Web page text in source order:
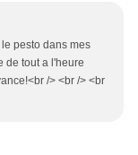
pesto dans mes
de tout a l'heure
/> <br /> <br